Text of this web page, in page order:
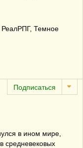
Темное
в ином мире,
средневековых